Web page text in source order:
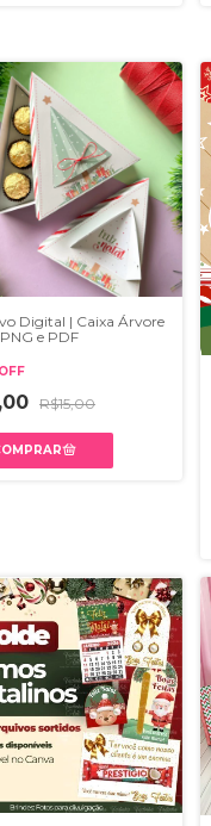
Digital | Caixa Árvore
e PDF
OFF
R$15,00